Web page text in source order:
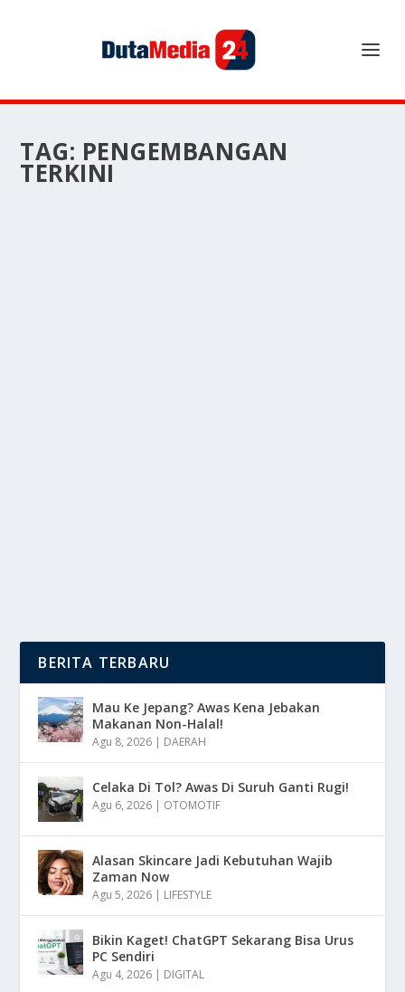
TAG: PENGEMBANGAN
TERKINI
BERITA TERBARU
Mau Ke Jepang? Awas Kena Jebakan
Makanan Non-Halal!
Agu 8, 2026 | DAERAH
Celaka Di Tol? Awas Di Suruh Ganti Rugi!
Agu 6, 2026 | OTOMOTIF
Alasan Skincare Jadi Kebutuhan Wajib
Zaman Now
Agu 5, 2026 | LIFESTYLE
Bikin Kaget! ChatGPT Sekarang Bisa Urus
PC Sendiri
Agu 4, 2026 | DIGITAL